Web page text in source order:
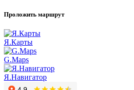
Проложить маршрут
Я.Карты
G.Maps
Я.Навигатор